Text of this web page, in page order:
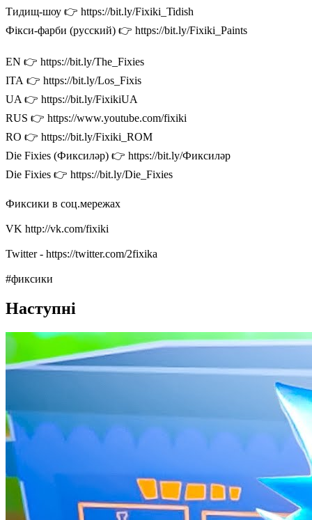
Тидищ-шоу 👉 https://bit.ly/Fixiki_Tidish
Фікси-фарби (русский) 👉 https://bit.ly/Fixiki_Paints
EN 👉 https://bit.ly/The_Fixies
ІТА 👉 https://bit.ly/Los_Fixis
UA 👉 https://bit.ly/FixikiUA
RUS 👉 https://www.youtube.com/fixiki
RO 👉 https://bit.ly/Fixiki_ROM
Die Fixies (Фиксиләр) 👉 https://bit.ly/Фиксиләр
Die Fixies 👉 https://bit.ly/Die_Fixies
Фиксики в соц.мережах
VK http://vk.com/fixiki
Twitter - https://twitter.com/2fixika
#фиксики
Наступні